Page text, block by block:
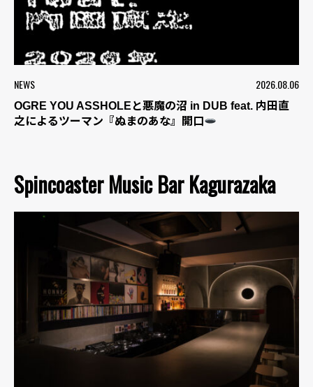
NEWS 2026.08.06
OGRE YOU ASSHOLEと悪魔の沼 in DUB feat. 内田直
之によるツーマン『ぬまのあな』開口
Spincoaster Music Bar Kagurazaka